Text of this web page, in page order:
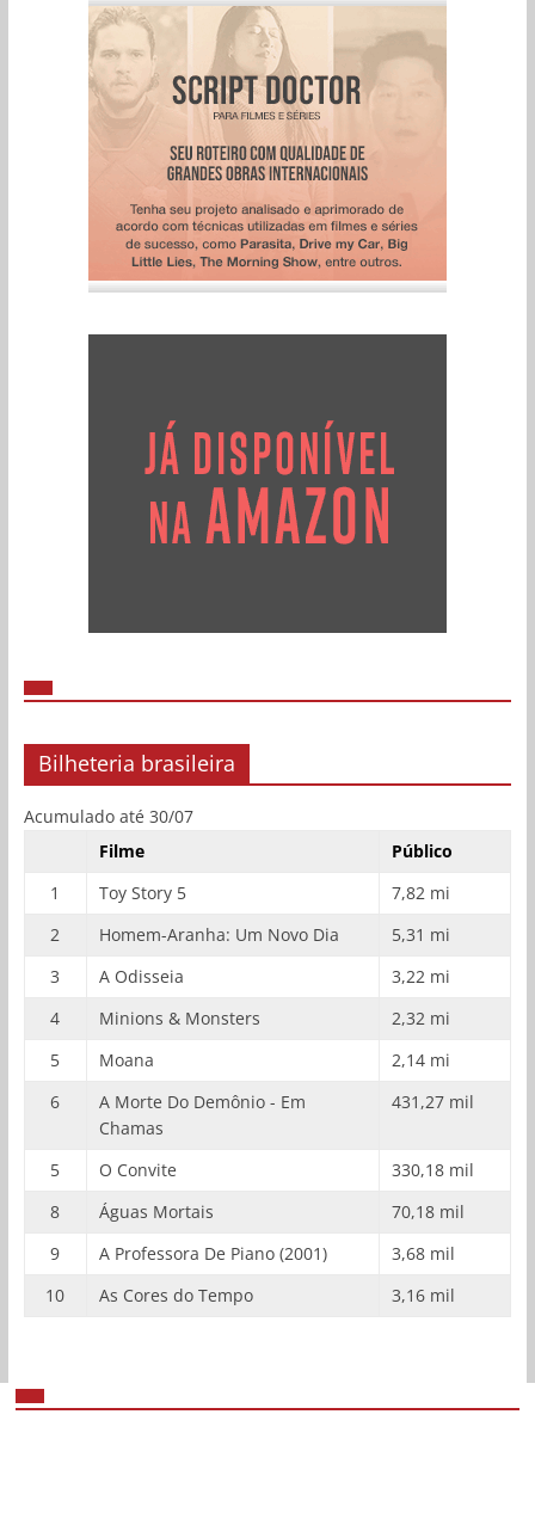
Bilheteria brasileira
Acumulado até 30/07
Filme
Público
1
Toy Story 5
7,82 mi
2
Homem-Aranha: Um Novo Dia
5,31 mi
3
A Odisseia
3,22 mi
4
Minions & Monsters
2,32 mi
5
Moana
2,14 mi
6
A Morte Do Demônio - Em
Chamas
431,27 mil
5 O Convite
330,18 mil
8
Águas Mortais
70,18 mil
9
A Professora De Piano (2001)
3,68 mil
10
As Cores do Tempo 3,16 mil